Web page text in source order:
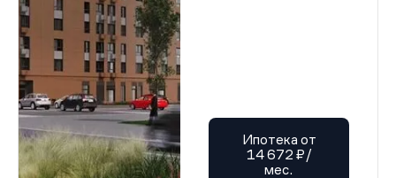
Ипотека от
14 672 ₽/
мес.